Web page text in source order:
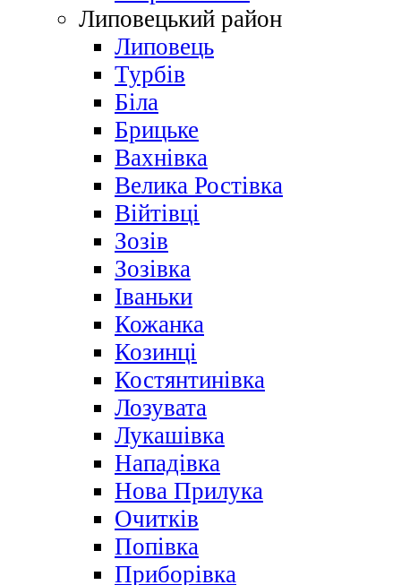
Липовецький район
Липовець
Турбів
Біла
Брицьке
Вахнівка
Велика Ростівка
Війтівці
Зозів
Зозівка
Іваньки
Кожанка
Козинці
Костянтинівка
Лозувата
Лукашівка
Нападівка
Нова Прилука
Очитків
Попівка
Приборівка